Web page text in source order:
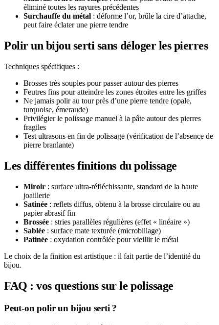
éliminé toutes les rayures précédentes
Surchauffe du métal : déforme l’or, brûle la cire d’attache,
peut faire éclater une pierre tendre
Polir un bijou serti sans déloger les pierres
Techniques spécifiques :
Brosses très souples pour passer autour des pierres
Feutres fins pour atteindre les zones étroites entre les griffes
Ne jamais polir au tour près d’une pierre tendre (opale,
turquoise, émeraude)
Privilégier le polissage manuel à la pâte autour des pierres
fragiles
Test ultrasons en fin de polissage (vérification de l’absence de
pierre branlante)
Les différentes finitions du polissage
Miroir : surface ultra-réfléchissante, standard de la haute
joaillerie
Satinée : reflets diffus, obtenu à la brosse circulaire ou au
papier abrasif fin
Brossée : stries parallèles régulières (effet « linéaire »)
Sablée : surface mate texturée (microbillage)
Patinée : oxydation contrôlée pour vieillir le métal
Le choix de la finition est artistique : il fait partie de l’identité du
bijou.
FAQ : vos questions sur le polissage
Peut-on polir un bijou serti ?